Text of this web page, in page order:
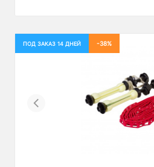
ПОД ЗАКАЗ 14 ДНЕЙ -38%
Previous